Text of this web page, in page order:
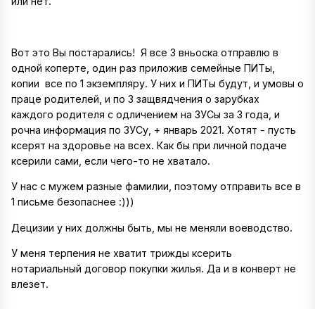
Вот это Вы постарались! Я все 3 вньоска отправлю в
одной коперте, один раз приложив семейные ПИТы,
копии все по 1 экземпляру. У них и ПИТы будут, и умовы о
праце родителей, и по 3 защвядчения о зарубках
каждого родителя с одличением на ЗУСы за 3 года, и
рочна информация по ЗУСу, + январь 2021. Хотят - пусть
ксерят на здоровье на всех. Как бы при личной подаче
ксерили сами, если чего-то не хватало.
У нас с мужем разные фамилии, поэтому отправить все в
1 письме безопаснее :)))
Децизии у них должны быть, мы не меняли воеводство.
У меня терпения не хватит трижды ксерить
нотариальный договор покупки жилья. Да и в конверт не
влезет.